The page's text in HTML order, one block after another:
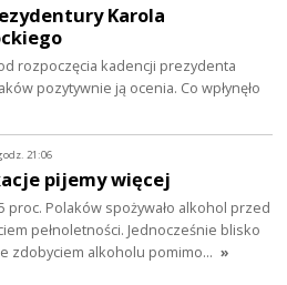
Karola
rozpoczęcia kadencji prezydenta
pozytywnie ją ocenia. Co wpłynęło
21:06
pijemy więcej
proc. Polaków spożywało alkohol przed
pełnoletności. Jednocześnie blisko
zdobyciem alkoholu pomimo… »